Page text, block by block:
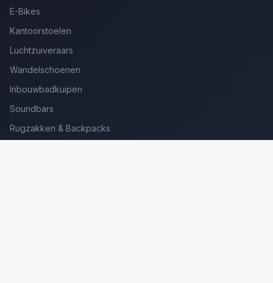
E-Bikes
Kantoorstoelen
Luchtzuiveraars
Wandelschoenen
Inbouwbadkuipen
Soundbars
Rugzakken & Backpacks